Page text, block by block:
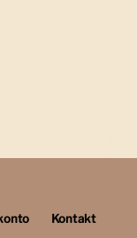
Kontakt